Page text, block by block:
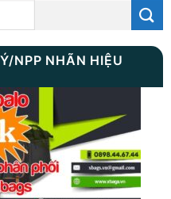
NPP NHÃN HIỆU